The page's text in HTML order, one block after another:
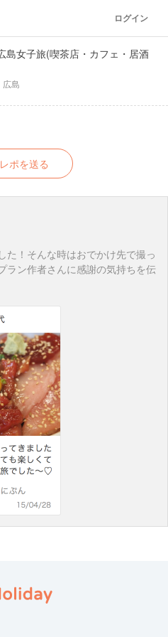
ログイン
島女子旅(喫茶店・カフェ・居酒
広島
ポを送る
た！そんな時はおでかけ先で撮っ
ラン作者さんに感謝の気持ちを伝